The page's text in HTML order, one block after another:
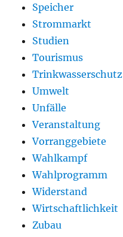
Speicher
Strommarkt
Studien
Tourismus
Trinkwasserschutz
Umwelt
Unfälle
Veranstaltung
Vorranggebiete
Wahlkampf
Wahlprogramm
Widerstand
Wirtschaftlichkeit
Zubau